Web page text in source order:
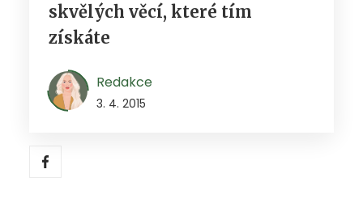
skvělých věcí, které tím
získáte
Redakce
3. 4. 2015